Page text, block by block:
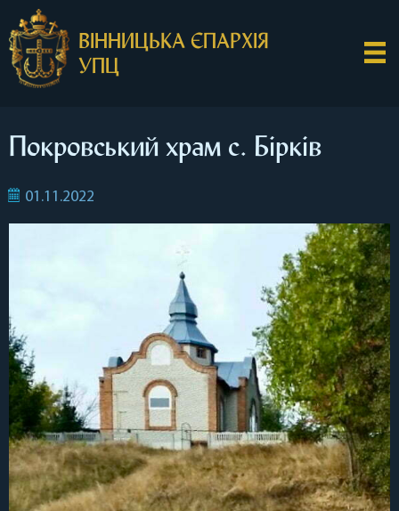
ВІННИЦЬКА ЄПАРХІЯ
УПЦ
Покровський храм с. Бірків
01.11.2022